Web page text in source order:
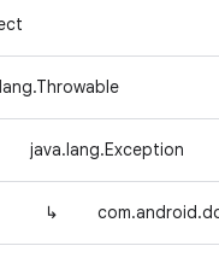
java.lang.Exception
↳